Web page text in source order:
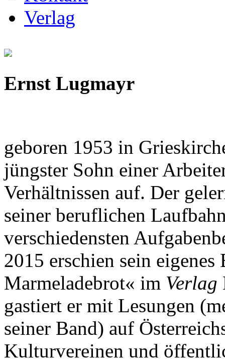
Verlag
Ernst Lugmayr
geboren 1953 in
jüngster Sohn einer
Verhältnissen auf. Der
seiner beruflichen
verschiedensten
2015 erschien sein
Marmeladebrot« im Verlag
gastiert er mit Lesungen
seiner Band) auf
Kulturvereinen und